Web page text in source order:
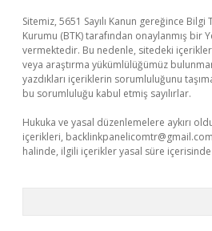
Sitemiz, 5651 Sayılı Kanun gereğince
Kurumu (BTK) tarafından onaylanmış bir
vermektedir. Bu nedenle, sitedeki
veya araştırma yükümlülüğümüz
yazdıkları içeriklerin sorumluluğunu
bu sorumluluğu kabul etmiş sayılırlar.
Hukuka ve yasal düzenlemelere aykırı
içerikleri, backlinkpanelicomtr@gmail.com
halinde, ilgili içerikler yasal süre içerisinde